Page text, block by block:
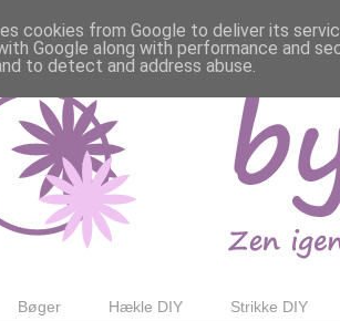
Bøger Hækle DIY Strikke DIY
cookies from Google to deliver its
Google along with performance and
to detect and address abuse.